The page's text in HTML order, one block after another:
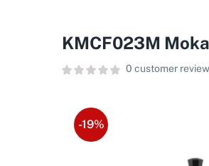
KMCF023M
0 customer
-19%